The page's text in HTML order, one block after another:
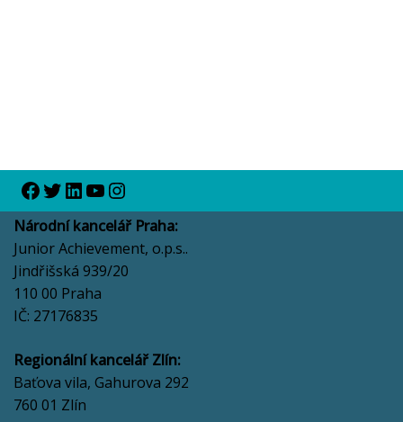
Národní kancelář Praha:
Junior Achievement, o.p.s..
Jindřišská 939/20
110 00 Praha
IČ: 27176835
Regionální kancelář Zlín:
Baťova vila, Gahurova 292
760 01 Zlín